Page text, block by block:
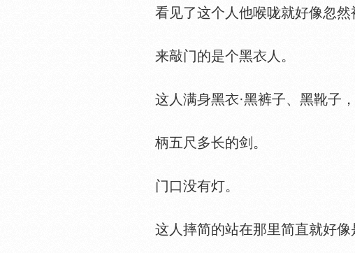
看见了这个人他喉咙就好像忽然
来敲门的是个黑 人。
这人满身黑 ·黑裤子、黑靴子
柄五尺多长的剑。
门口没有灯。
这人摔简的站在那里简直就好像